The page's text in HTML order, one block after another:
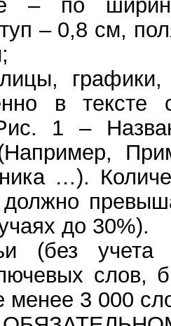
– 0,8 см,
в тексте
1 –
…).
до 30%).
(без учета
слов,
менее 3 000